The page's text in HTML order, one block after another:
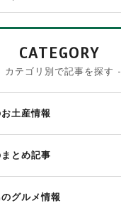
CATEGORY
カテゴリ別で記事を探す -
土産情報
とめ記事
グルメ情報